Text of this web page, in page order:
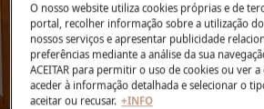
O nosso website utiliza cookies próprias e de
portal, recolher informação sobre a utilização
nossos serviços e apresentar publicidade
preferências mediante a análise da sua
ACEITAR para permitir o uso de cookies ou ver
aceder à informação detalhada e selecionar o
aceitar ou recusar. +INFO